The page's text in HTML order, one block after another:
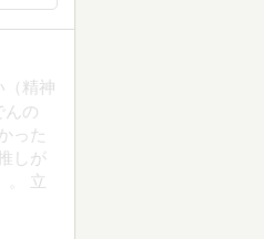
（精神
んの
った
しが
。 立